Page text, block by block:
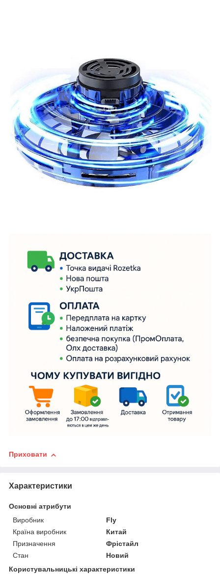
Приховати
Характеристики
Основні атрибути
Виробник
Fly
Країна виробник
Китай
Призначення
Фрістайл
Стан
Новий
Користувальницькі характеристики